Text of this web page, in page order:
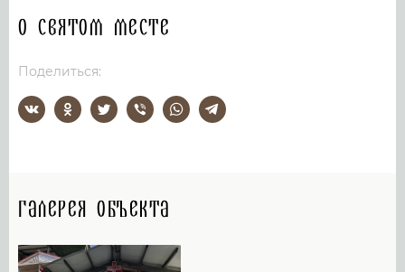
О святом месте
Поделиться:
Галерея объекта